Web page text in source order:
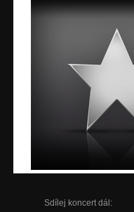
Sdílej koncert dál: